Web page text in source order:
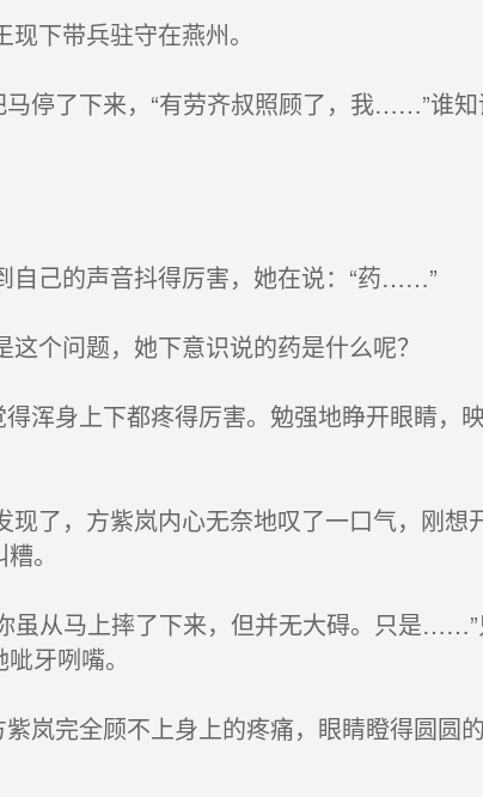
下带兵驻守在燕州。
停了下来，“有劳齐叔照顾了，我……”谁
己的声音抖得厉害，她在说：“药……”
个问题，她下意识说的药是什么呢？
浑身上下都疼得厉害。勉强地睁开眼睛，
了，方紫岚内心无奈地叹了一口气，刚想
。
虽从马上摔了下来，但并无大碍。只是
牙咧嘴。
岚完全顾不上身上的疼痛，眼睛瞪得圆圆